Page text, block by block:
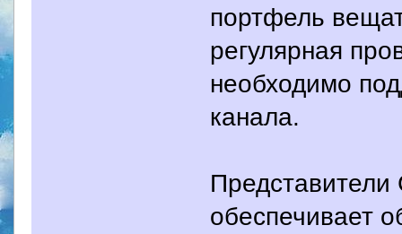
портфель
регулярная
необходимо
канала.
обеспечивает